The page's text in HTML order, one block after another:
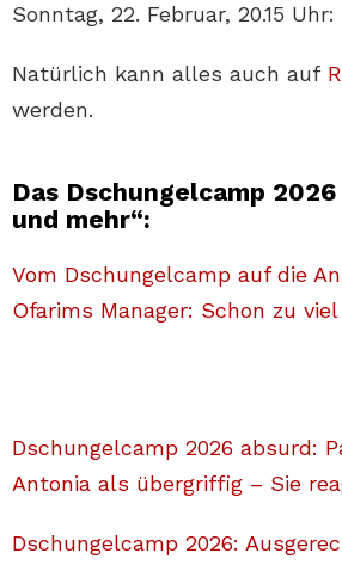
Sonntag, 22. Februar, 20.15
Natürlich kann alles auch auf
werden.
Das Dschungelcamp
und mehr“:
Vom Dschungelcamp auf die
Ofarims Manager: Schon zu
Dschungelcamp 2026 absurd:
Antonia als übergriffig – Sie
Dschungelcamp 2026: